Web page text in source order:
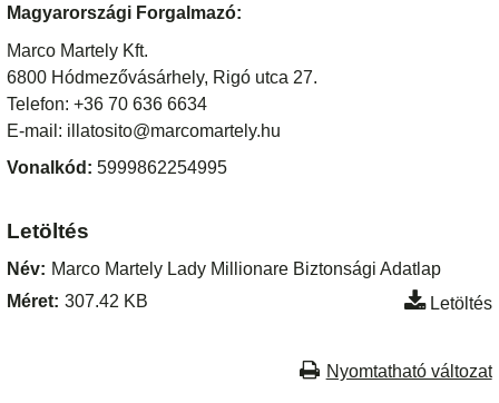
Magyarországi Forgalmazó:
Marco Martely Kft.
6800 Hódmezővásárhely, Rigó utca 27.
Telefon: +36 70 636 6634
E-mail: illatosito@marcomartely.hu
Vonalkód: 5999862254995
Letöltés
Név: Marco Martely Lady Millionare Biztonsági Adatlap
Méret: 307.42 KB Letöltés
Nyomtatható változat